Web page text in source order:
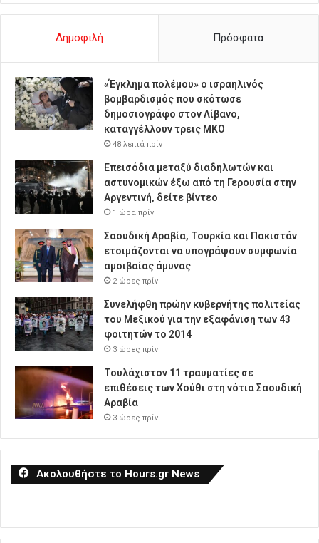
Δημοφιλή Πρόσφατα
«Έγκλημα πολέμου» ο ισραηλινός
βομβαρδισμός που σκότωσε
δημοσιογράφο στον Λίβανο,
καταγγέλλουν τρεις ΜΚΟ
48 λεπτά πρίν
Επεισόδια μεταξύ διαδηλωτών και
αστυνομικών έξω από τη Γερουσία στην
Αργεντινή, δείτε βίντεο
1 ώρα πρίν
Σαουδική Αραβία, Τουρκία και Πακιστάν
ετοιμάζονται να υπογράψουν συμφωνία
αμοιβαίας άμυνας
2 ώρες πρίν
Συνελήφθη πρώην κυβερνήτης πολιτείας
του Μεξικού για την εξαφάνιση των 43
φοιτητών το 2014
3 ώρες πρίν
Τουλάχιστον 11 τραυματίες σε
επιθέσεις των Χούθι στη νότια Σαουδική
Αραβία
3 ώρες πρίν
Ακολουθήστε το Hours.gr News